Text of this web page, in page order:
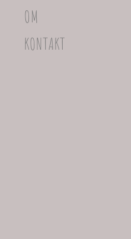
OM
KONTAKT